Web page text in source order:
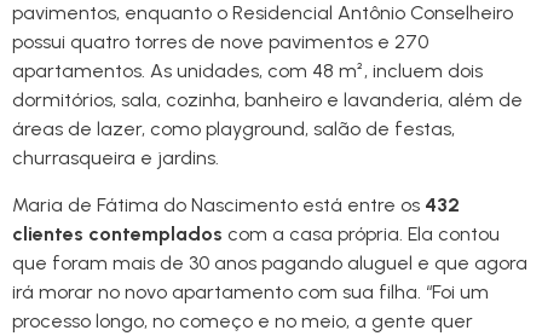
pavimentos, enquanto o Residencial Antônio Conselheiro
possui quatro torres de nove pavimentos e 270
apartamentos. As unidades, com 48 m², incluem dois
dormitórios, sala, cozinha, banheiro e lavanderia, além de
áreas de lazer, como playground, salão de festas,
churrasqueira e jardins.
Maria de Fátima do Nascimento está entre os 432
clientes contemplados com a casa própria. Ela contou
que foram mais de 30 anos pagando aluguel e que agora
irá morar no novo apartamento com sua filha. “Foi um
processo longo, no começo e no meio, a gente quer